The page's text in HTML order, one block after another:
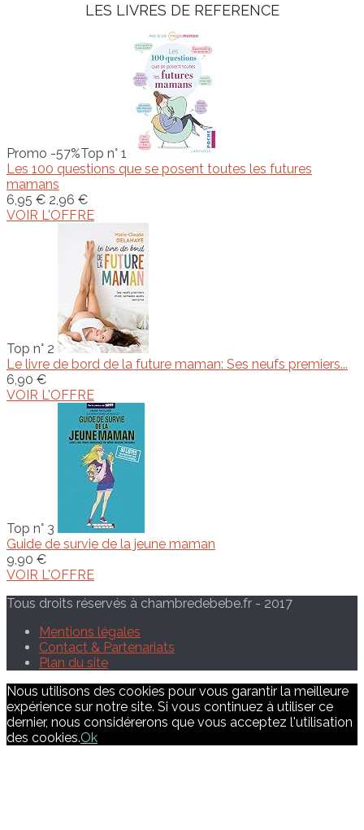
LES LIVRES DE REFERENCE
Promo -57%Top n° 1
Les 100 questions que se posent toutes les futures
mamans
6,95 € 2,96 €
VOIR L'OFFRE
Top n° 2
Le livre de bord de la future maman: Ses neufs premiers...
6,90 €
VOIR L'OFFRE
Top n° 3
Guide de survie de la jeune maman
9,90 €
VOIR L'OFFRE
Tous droits réservés à chambredebebe.fr - 2017
Mentions légales
Contact & Partenariats
Plan du site
Nous utilisons des cookies pour vous garantir la meilleure
expérience sur notre site. Si vous continuez à utiliser ce
dernier, nous considérerons que vous acceptez l'utilisation
des cookies.Ok